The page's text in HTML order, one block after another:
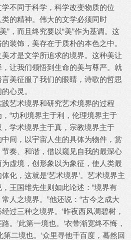
不同于科学，科学改变物质的位
的精神。伟大的文学必须同时
美”，而且终究要以“美”作为基调。这
装饰，美存在于质朴的本色之中。
才是文学所追求的境界。这种美让
让我们领悟到生命的美与尊严。就
美征服了我们的眼睛，诗歌的哲思
心灵。
艺术境界和研究艺术境界的过程
“功利境界主于利，伦理境界主于
学术境界主于真，宗教境界主于
间，以宇宙人生的具体为物件，赏
奏、和谐，借以窥见自我的最深心
虚境，创形象以为象征，使人类最
化，这就是‘艺术境界’。艺术境界主
，王国维先生则如此论述：“境界有
人之境界。”他还说：“古今之成大
过三种之境界。‘昨夜西风凋碧树，
。’此第一境也。‘衣带渐宽终不悔，
第二境也。‘众里寻他千百度，蓦然回